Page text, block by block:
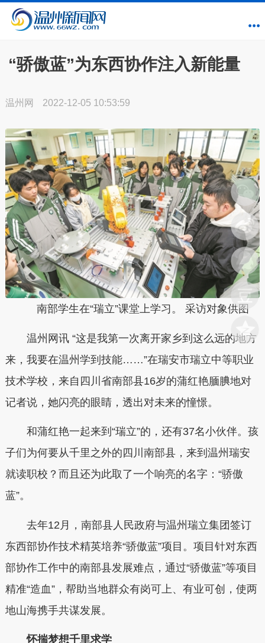
“骄傲蓝”为东西协作注入新能量
温州网 2022-12-05 10:53:59
南部学生在“瑞立”课堂上学习。 采访对象供图
温州网讯 “这是我第一次离开家乡到这么远的地方
来，我要在温州学到技能……”在瑞安市瑞立中等职业
技术学校，来自四川省南部县16岁的蒲红艳腼腆地对
记者说，她闪亮的眼睛，透出对未来的憧憬。
和蒲红艳一起来到“瑞立”的，还有37名小伙伴。孩
子们为何要从千里之外的四川南部县，来到温州瑞安
就读职校？而且还为此取了一个响亮的名字：“骄傲
蓝”。
去年12月，南部县人民政府与温州瑞立集团签订
东西部协作技术精英培养“骄傲蓝”项目。项目针对东西
部协作工作中的南部县发展难点，通过“骄傲蓝”等项目
精准“造血”，帮助当地群众有岗可上、有业可创，使两
地山海携手共谋发展。
怀揣梦想千里求学